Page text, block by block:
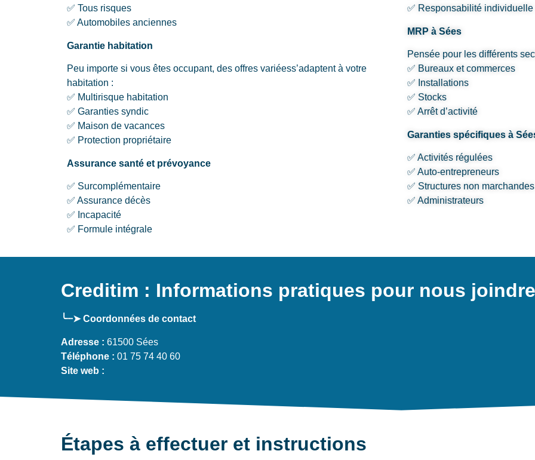
✅ Tous risques
✅ Automobiles anciennes
Garantie habitation
Peu importe si vous êtes occupant, des offres variéess’adaptent à votre
habitation :
✅ Multirisque habitation
✅ Garanties syndic
✅ Maison de vacances
✅ Protection propriétaire
Assurance santé et prévoyance
✅ Surcomplémentaire
✅ Assurance décès
✅ Incapacité
✅ Formule intégrale
✅ Responsabilité individuelle
MRP à Sées
Pensée pour les différents
✅ Bureaux et commerces
✅ Installations
✅ Stocks
✅ Arrêt d’activité
Garanties spécifiques à
✅ Activités régulées
✅ Auto-entrepreneurs
✅ Structures non marchandes
✅ Administrateurs
Creditim : Informations pratiques pour nous joindre
╰┈➤ Coordonnées de contact
Adresse : 61500 Sées
Téléphone : 01 75 74 40 60
Site web :
Étapes à effectuer et instructions